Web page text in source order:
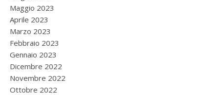
Maggio 2023
Aprile 2023
Marzo 2023
Febbraio 2023
Gennaio 2023
Dicembre 2022
Novembre 2022
Ottobre 2022